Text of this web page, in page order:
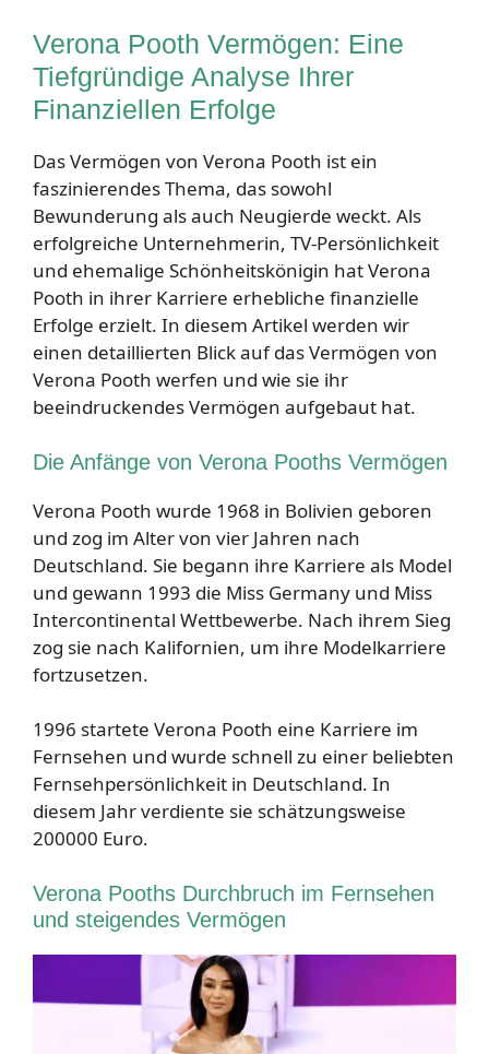
Verona Pooth Vermögen: Eine
Tiefgründige Analyse Ihrer
Finanziellen Erfolge
Das Vermögen von Verona Pooth ist ein
faszinierendes Thema, das sowohl
Bewunderung als auch Neugierde weckt. Als
erfolgreiche Unternehmerin, TV-Persönlichkeit
und ehemalige Schönheitskönigin hat Verona
Pooth in ihrer Karriere erhebliche finanzielle
Erfolge erzielt. In diesem Artikel werden wir
einen detaillierten Blick auf das Vermögen von
Verona Pooth werfen und wie sie ihr
beeindruckendes Vermögen aufgebaut hat.
Die Anfänge von Verona Pooths Vermögen
Verona Pooth wurde 1968 in Bolivien geboren
und zog im Alter von vier Jahren nach
Deutschland. Sie begann ihre Karriere als Model
und gewann 1993 die Miss Germany und Miss
Intercontinental Wettbewerbe. Nach ihrem Sieg
zog sie nach Kalifornien, um ihre Modelkarriere
fortzusetzen.
1996 startete Verona Pooth eine Karriere im
Fernsehen und wurde schnell zu einer beliebten
Fernsehpersönlichkeit in Deutschland. In
diesem Jahr verdiente sie schätzungsweise
200000 Euro.
Verona Pooths Durchbruch im Fernsehen
und steigendes Vermögen